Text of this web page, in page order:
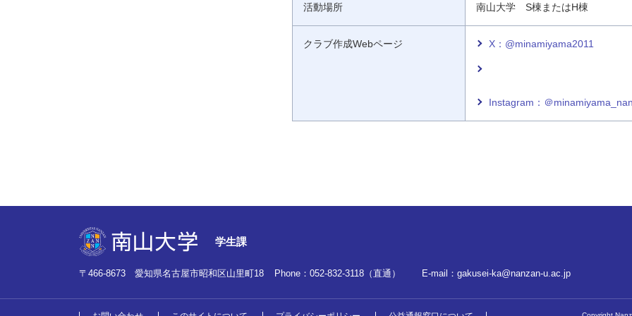
活動場所 南山大学 S棟またはH棟
クラブ作成Webページ X：@minamiyama2011
Instagram：＠
学生課
〒466-8673 愛知県名古屋市昭和区山里町18 Phone： 052-832-3118（直通） E-mail： gakusei-ka@nanzan-u.ac.jp